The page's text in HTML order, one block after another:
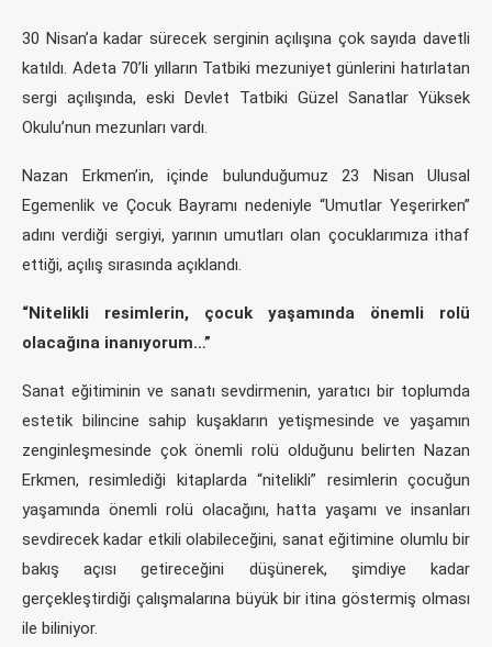
30 Nisan’a kadar sürecek serginin açılışına çok sayıda davetli
katıldı. Adeta 70’li yılların Tatbiki mezuniyet günlerini hatırlatan
sergi açılışında, eski Devlet Tatbiki Güzel Sanatlar Yüksek
Okulu’nun mezunları vardı.
Nazan Erkmen’in, içinde bulunduğumuz 23 Nisan Ulusal
Egemenlik ve Çocuk Bayramı nedeniyle “Umutlar Yeşerirken”
adını verdiği sergiyi, yarının umutları olan çocuklarımıza ithaf
ettiği, açılış sırasında açıklandı.
“Nitelikli resimlerin, çocuk yaşamında önemli rolü
olacağına inanıyorum…”
Sanat eğitiminin ve sanatı sevdirmenin, yaratıcı bir toplumda
estetik bilincine sahip kuşakların yetişmesinde ve yaşamın
zenginleşmesinde çok önemli rolü olduğunu belirten Nazan
Erkmen, resimlediği kitaplarda “nitelikli” resimlerin çocuğun
yaşamında önemli rolü olacağını, hatta yaşamı ve insanları
sevdirecek kadar etkili olabileceğini, sanat eğitimine olumlu bir
bakış açısı getireceğini düşünerek, şimdiye kadar
gerçekleştirdiği çalışmalarına büyük bir itina göstermiş olması
ile biliniyor.